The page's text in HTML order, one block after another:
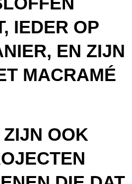
IEDER OP
EN ZIJN
MACRAMÉ
OOK